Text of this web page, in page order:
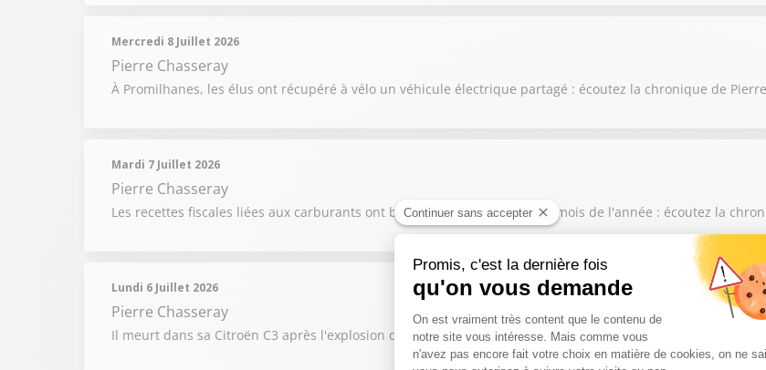
Mercredi 8 Juillet 2026
Pierre Chasseray
À Promilhanes, les élus ont récupéré à vélo un véhicule électrique partagé : écoutez la chronique de
Mardi 7 Juillet 2026
Pierre Chasseray
Les recettes fiscales liées aux carburants ont baissé sur les six premiers mois de l'année : écoutez la
Lundi 6 Juillet 2026
Pierre Chasseray
Il meurt dans sa Citroën C3 après l'explosion de son airbag Takata : écoutez la chronique de Pierre